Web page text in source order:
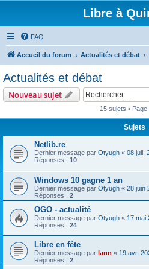
Libre à
FAQ
Accueil du forum Actualités et débat
Actualités et débat
Nouveau sujet
15 sujets • Page
Sujets
Netlib.re
Dernier message par Otyugh « 08 juil.
Réponses : 10
Windows 10 gagne 1 an
Dernier message par Otyugh « 28 juin
Réponses : 2
OGO - actualité
Dernier message par Otyugh « 17 mai
Réponses : 24
Libre en fête
Dernier message par lann « 19 avr.
Réponses : 2